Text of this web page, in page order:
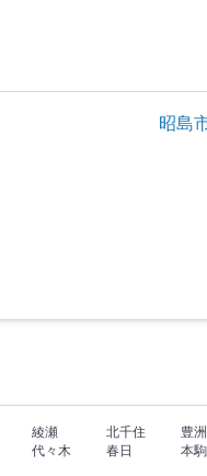
昭島
綾瀬 北千住 豊洲
代々木 春日 本